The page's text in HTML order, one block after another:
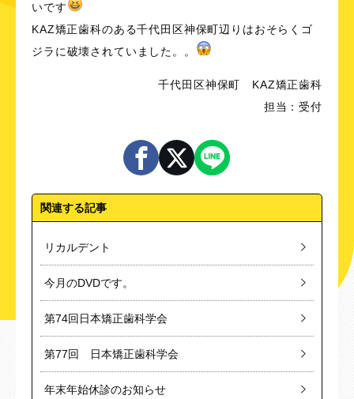
いです
KAZ矯正歯科のある千代田区神保町辺りはおそらくゴ
ジラに破壊されていました。。
千代田区神保町 KAZ矯正歯科
担当：受付
関連する記事
リカルデント
今月のDVDです。
第74回日本矯正歯科学会
第77回 日本矯正歯科学会
年末年始休診のお知らせ